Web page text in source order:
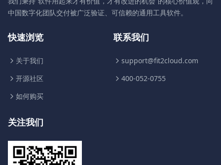
中国数字化团队交付被广泛验证、可信赖的通用工具软件。
快速浏览
关于我们
开源社区
如何购买
联系我们
support@fit2cloud.com
400-052-0755
关注我们